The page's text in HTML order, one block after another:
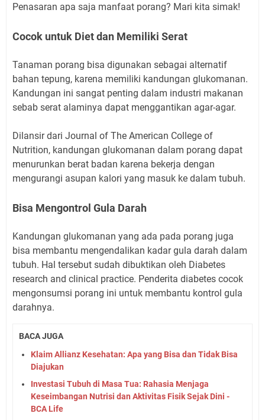
Penasaran apa saja manfaat porang? Mari kita simak!
Cocok untuk Diet dan Memiliki Serat
Tanaman porang bisa digunakan sebagai alternatif
bahan tepung, karena memiliki kandungan glukomanan.
Kandungan ini sangat penting dalam industri makanan
sebab serat alaminya dapat menggantikan agar-agar.
Dilansir dari Journal of The American College of
Nutrition, kandungan glukomanan dalam porang dapat
menurunkan berat badan karena bekerja dengan
mengurangi asupan kalori yang masuk ke dalam tubuh.
Bisa Mengontrol Gula Darah
Kandungan glukomanan yang ada pada porang juga
bisa membantu mengendalikan kadar gula darah dalam
tubuh. Hal tersebut sudah dibuktikan oleh Diabetes
research and clinical practice. Penderita diabetes cocok
mengonsumsi porang ini untuk membantu kontrol gula
darahnya.
BACA JUGA
Klaim Allianz Kesehatan: Apa yang Bisa dan Tidak Bisa
Diajukan
Investasi Tubuh di Masa Tua: Rahasia Menjaga
Keseimbangan Nutrisi dan Aktivitas Fisik Sejak Dini -
BCA Life